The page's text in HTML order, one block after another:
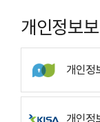
개인정보
개인정
개인정